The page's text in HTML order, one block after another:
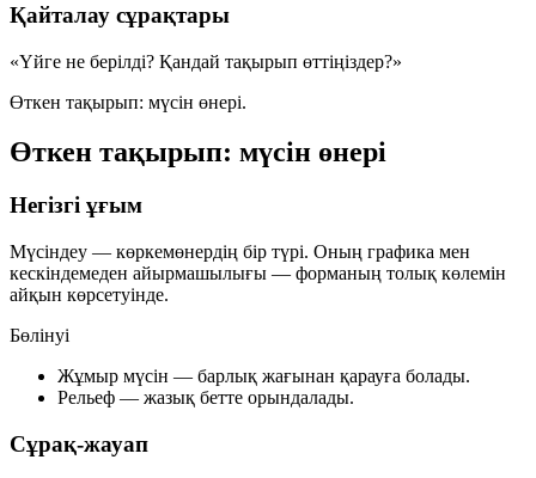
Қайталау сұрақтары
«Үйге не берілді? Қандай тақырып өттіңіздер?»
Өткен тақырып: мүсін өнері.
Өткен тақырып: мүсін өнері
Негізгі ұғым
Мүсіндеу — көркемөнердің бір түрі. Оның графика мен
кескіндемеден айырмашылығы — форманың толық көлемін
айқын көрсетуінде.
Бөлінуі
Жұмыр мүсін — барлық жағынан қарауға болады.
Рельеф — жазық бетте орындалады.
Сұрақ-жауап